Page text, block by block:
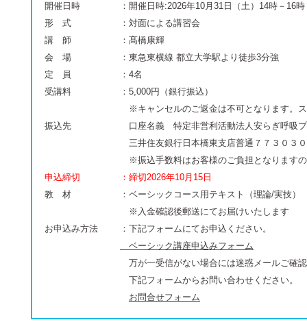
開催日時
：開催日時:2026年10月31日（土）14時－16時
形 式
：対面による講習会
講 師
：髙橋康輝
会 場
：東急東横線 都立大学駅より徒歩3分強
定 員
：4名
受講料
：5,000円（銀行振込）
※キャンセルのご返金は不可となります。
振込先
口座名義 特定非営利活動法人安らぎ呼吸
三井住友銀行日本橋東支店普通７７３０３
※振込手数料はお客様のご負担となります
申込締切
：締切2026年10月15日
教 材
：ベーシックコース用テキスト（理論/実技）
※入金確認後郵送にてお届けいたします
お申込み方法
：下記フォームにてお申込ください。
ベーシック講座申込みフォーム
万が一受信がない場合には迷惑メールご確
下記フォームからお問い合わせください。
お問合せフォーム